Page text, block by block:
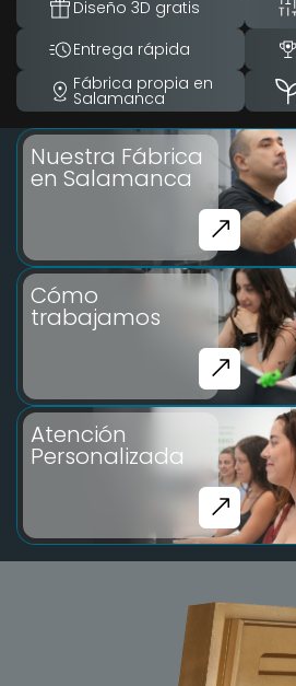
Diseño 3D gratis
Entrega rápida
Fábrica propia en
Salamanca
Nuestra Fábrica
en Salamanca
Cómo
trabajamos
Atención
Personalizada